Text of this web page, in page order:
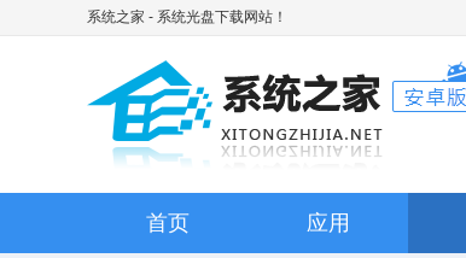
系统之家 - 系统光盘下载网站！
首页 应用